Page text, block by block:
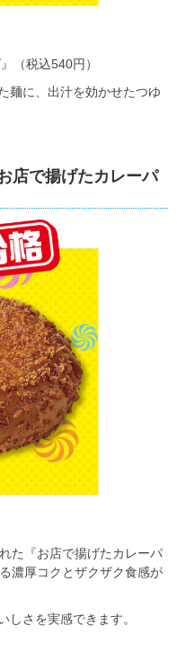
（税込540円）
麺に、出汁を効かせたつゆ
店で揚げたカレーパ
た『お店で揚げたカレーパ
濃厚コクとザクザク食感が
しさを実感できます。